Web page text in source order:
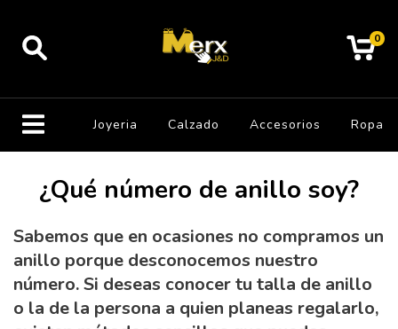
0
Joyeria Calzado Accesorios Ropa
¿Qué número de anillo soy?
Sabemos que en ocasiones no compramos un
anillo porque desconocemos nuestro
número. Si deseas conocer tu talla de anillo
o la de la persona a quien planeas regalarlo,